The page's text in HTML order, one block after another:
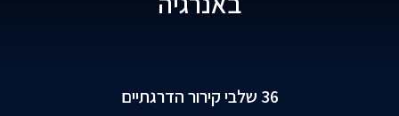
36 שלבי קירור הדרגתיים